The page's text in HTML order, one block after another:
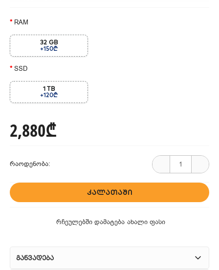
RAM
32 GB
+150₾
SSD
1 TB
+120₾
2,880₾
რაოდენობა:
ᲙᲐᲚᲐᲗᲐᲨᲘ
რჩეულებში დამატება ახალი ფასი
განვადება